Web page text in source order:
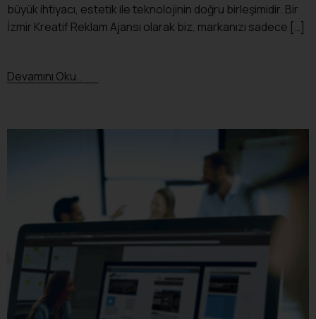
büyük ihtiyacı, estetik ile teknolojinin doğru birleşimidir. Bir
İzmir Kreatif Reklam Ajansı olarak biz, markanızı sadece […]
Devamını Oku..